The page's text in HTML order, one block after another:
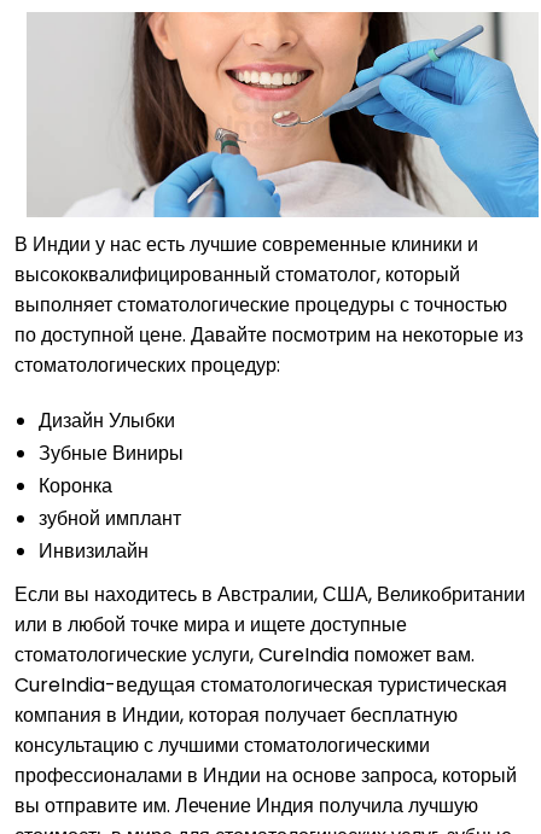
В Индии у нас есть лучшие современные клиники и
высококвалифицированный стоматолог, который
выполняет стоматологические процедуры с точностью
по доступной цене. Давайте посмотрим на некоторые из
стоматологических процедур:
Дизайн Улыбки
Зубные Виниры
Коронка
зубной имплант
Инвизилайн
Если вы находитесь в Австралии, США, Великобритании
или в любой точке мира и ищете доступные
стоматологические услуги, CureIndia поможет вам.
CureIndia-ведущая стоматологическая туристическая
компания в Индии, которая получает бесплатную
консультацию с лучшими стоматологическими
профессионалами в Индии на основе запроса, который
вы отправите им. Лечение Индия получила лучшую